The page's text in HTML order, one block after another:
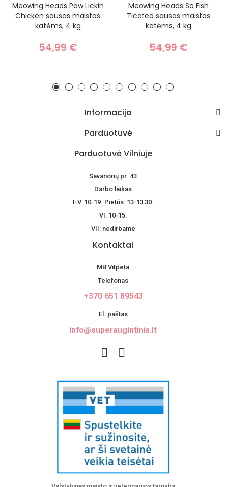
Meowing Heads Paw Lickin
Chicken sausas maistas
katėms, 4 kg
54,99 €
Meowing Heads So Fish
Ticated sausas maistas
katėms, 4 kg
54,99 €
Informacija
Parduotuvė
Parduotuvė Vilniuje
Savanorių pr. 43
Darbo laikas
I-V: 10-19. Pietūs: 13-13:30.
VI: 10-15.
VII: nedirbame
Kontaktai
MB Vitpeta
Telefonas
+370 651 89543
El. paštas
info@superaugintinis.lt